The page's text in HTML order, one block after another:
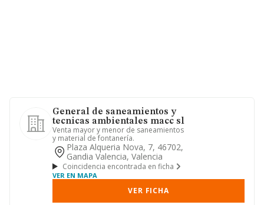
General de saneamientos y
tecnicas ambientales macc sl
Venta mayor y menor de saneamientos
y material de fontanería.
Plaza Alqueria Nova, 7, 46702,
Gandia Valencia, Valencia
Coincidencia encontrada en ficha
VER EN MAPA
VER FICHA